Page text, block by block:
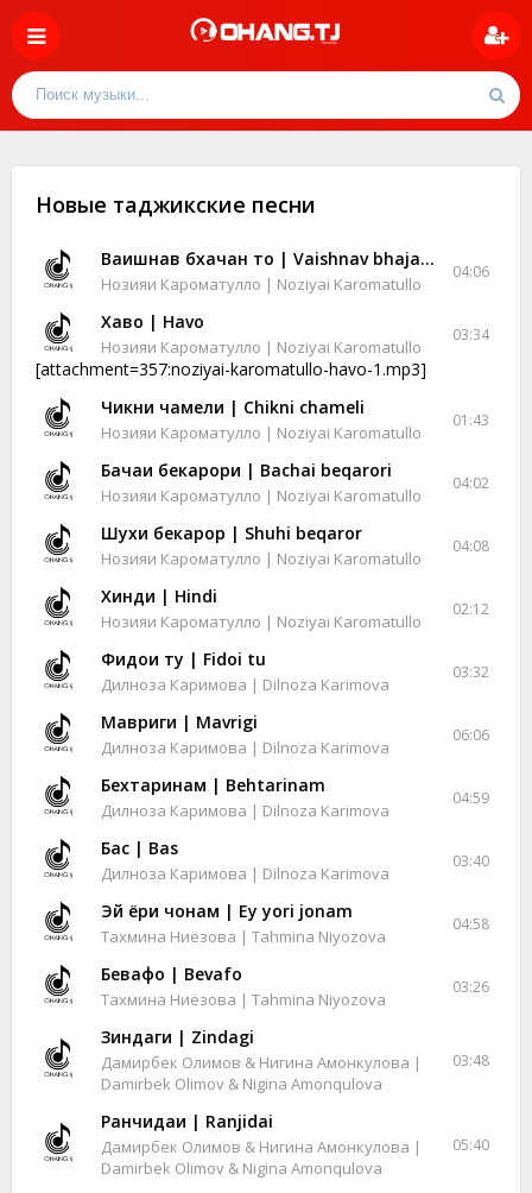
Новые таджикские песни
Ваишнав бхачан то | Vaishnav bhajan to
Нозияи Кароматулло | Noziyai Karomatullo
04:06
Хаво | Havo
Нозияи Кароматулло | Noziyai Karomatullo
03:34
[attachment=357:noziyai-karomatullo-havo-1.mp3]
Чикни чамели | Chikni chameli
Нозияи Кароматулло | Noziyai Karomatullo
01:43
Бачаи бекарори | Bachai beqarori
Нозияи Кароматулло | Noziyai Karomatullo
04:02
Шухи бекарор | Shuhi beqaror
Нозияи Кароматулло | Noziyai Karomatullo
04:08
Хинди | Hindi
Нозияи Кароматулло | Noziyai Karomatullo
02:12
Фидои ту | Fidoi tu
Дилноза Каримова | Dilnoza Karimova
03:32
Мавриги | Mavrigi
Дилноза Каримова | Dilnoza Karimova
06:06
Бехтаринам | Behtarinam
Дилноза Каримова | Dilnoza Karimova
04:59
Бас | Bas
Дилноза Каримова | Dilnoza Karimova
03:40
Эй ёри чонам | Ey yori jonam
Тахмина Ниёзова | Tahmina Niyozova
04:58
Бевафо | Bevafo
Тахмина Ниёзова | Tahmina Niyozova
03:26
Зиндаги | Zindagi
Дамирбек Олимов & Нигина Амонкулова |
Damirbek Olimov & Nigina Amonqulova
03:48
Ранчидаи | Ranjidai
Дамирбек Олимов & Нигина Амонкулова |
Damirbek Olimov & Nigina Amonqulova
05:40